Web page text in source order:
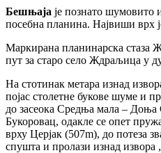
Бешњаја је познато шумовито
посебна планина. Највиши врх
Маркирана планинарска стаза
пут за старо село Ждраљица у
На стотинак метара изнад
појас столетне букове шуме и
до засеока Средња мала – Доња
Букоровац, одакле се опет
врху Церјак (507m), до потеза
спушта и пролази изнад извора